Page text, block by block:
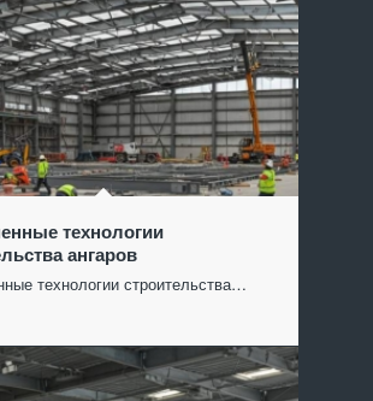
технологии
ангаров
технологии строительства…